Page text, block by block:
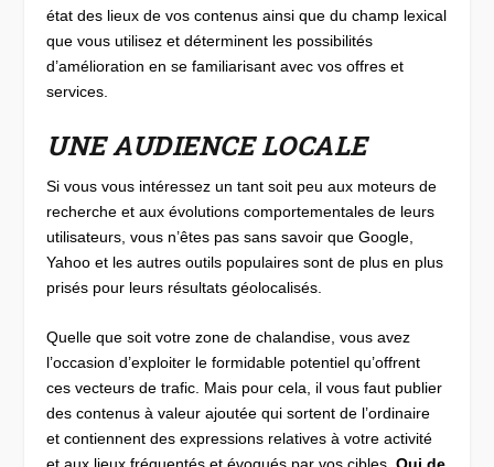
état des lieux de vos contenus ainsi que du champ lexical
que vous utilisez et déterminent les possibilités
d’amélioration en se familiarisant avec vos offres et
services.
UNE AUDIENCE LOCALE
Si vous vous intéressez un tant soit peu aux moteurs de
recherche et aux évolutions comportementales de leurs
utilisateurs, vous n’êtes pas sans savoir que Google,
Yahoo et les autres outils populaires sont de plus en plus
prisés pour leurs résultats géolocalisés.
Quelle que soit votre zone de chalandise, vous avez
l’occasion d’exploiter le formidable potentiel qu’offrent
ces vecteurs de trafic. Mais pour cela, il vous faut publier
des contenus à valeur ajoutée qui sortent de l’ordinaire
et contiennent des expressions relatives à votre activité